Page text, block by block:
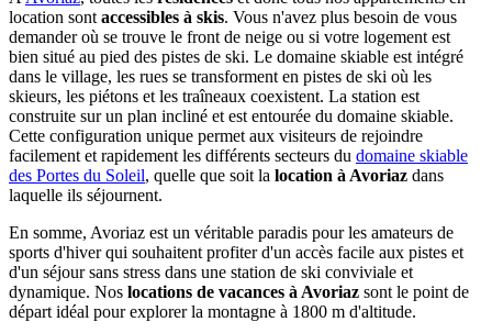
location sont accessibles à skis. Vous n'avez plus besoin de vous
demander où se trouve le front de neige ou si votre logement est
bien situé au pied des pistes de ski. Le domaine skiable est intégré
dans le village, les rues se transforment en pistes de ski où les
skieurs, les piétons et les traîneaux coexistent. La station est
construite sur un plan incliné et est entourée du domaine skiable.
Cette configuration unique permet aux visiteurs de rejoindre
facilement et rapidement les différents secteurs du domaine skiable
des Portes du Soleil, quelle que soit la location à Avoriaz dans
laquelle ils séjournent.
En somme, Avoriaz est un véritable paradis pour les amateurs de
sports d'hiver qui souhaitent profiter d'un accès facile aux pistes et
d'un séjour sans stress dans une station de ski conviviale et
dynamique. Nos locations de vacances à Avoriaz sont le point de
départ idéal pour explorer la montagne à 1800 m d'altitude.